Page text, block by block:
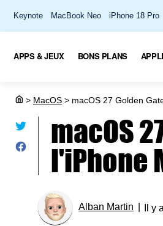
Keynote MacBook Neo iPhone 18 Pro
APPS & JEUX BONS PLANS
> MacOS > macOS 27 Golden
macOS
l'iPhone
Alban Martin Il y